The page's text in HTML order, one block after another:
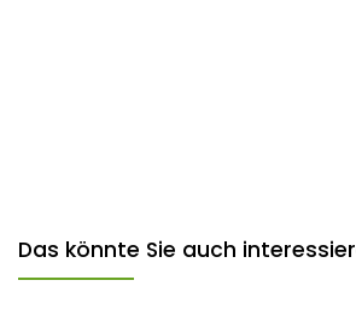
Das könnte Sie auch